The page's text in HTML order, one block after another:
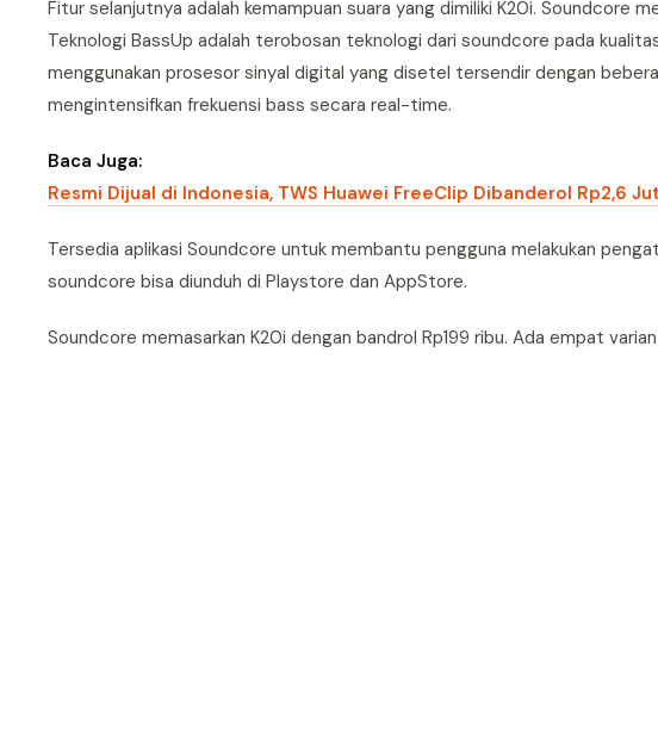
Fitur selanjutnya adalah kemampuan suara yang dimiliki K20i. Soundcore
Teknologi BassUp adalah terobosan teknologi dari soundcore pada
menggunakan prosesor sinyal digital yang disetel tersendir dengan
mengintensifkan frekuensi bass secara real-time.
Baca Juga:
Resmi Dijual di Indonesia, TWS Huawei FreeClip Dibanderol Rp2,6
Tersedia aplikasi Soundcore untuk membantu pengguna melakukan
soundcore bisa diunduh di Playstore dan AppStore.
Soundcore memasarkan K20i dengan bandrol Rp199 ribu. Ada empat